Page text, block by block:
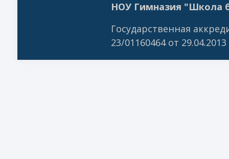
НОУ Гимназия "Школа
Государственная
23/01160464 от 29.04.2013